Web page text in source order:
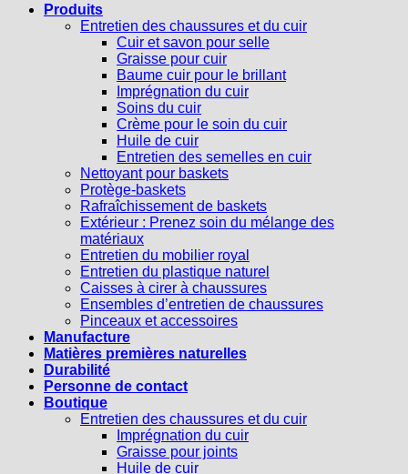
Produits
Entretien des chaussures et du cuir
Cuir et savon pour selle
Graisse pour cuir
Baume cuir pour le brillant
Imprégnation du cuir
Soins du cuir
Crème pour le soin du cuir
Huile de cuir
Entretien des semelles en cuir
Nettoyant pour baskets
Protège-baskets
Rafraîchissement de baskets
Extérieur : Prenez soin du mélange des
matériaux
Entretien du mobilier royal
Entretien du plastique naturel
Caisses à cirer à chaussures
Ensembles d’entretien de chaussures
Pinceaux et accessoires
Manufacture
Matières premières naturelles
Durabilité
Personne de contact
Boutique
Entretien des chaussures et du cuir
Imprégnation du cuir
Graisse pour joints
Huile de cuir